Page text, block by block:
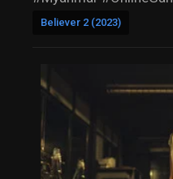
Believer 2 (2023)